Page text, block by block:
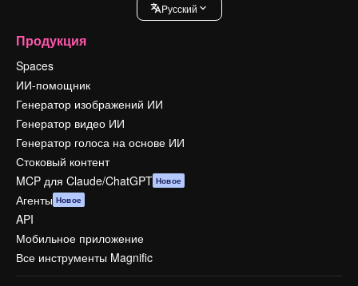
Pусский
Продукция
Spaces
ИИ-помощник
Генератор изображений ИИ
Генератор видео ИИ
Генератор голоса на основе ИИ
Стоковый контент
MCP для Claude/ChatGPT Новое
Агенты Новое
API
Мобильное приложение
Все инструменты Magnific